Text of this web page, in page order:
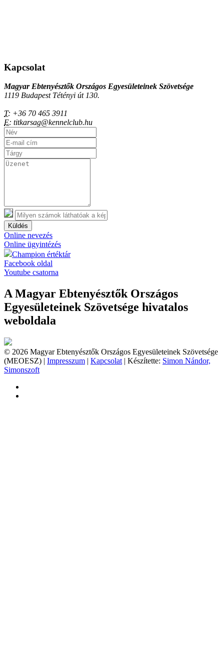
Kapcsolat
Magyar Ebtenyésztők Országos Egyesületeinek Szövetsége
1119 Budapest Tétényi út 130.
T: +36 70 465 3911
E: titkarsag@kennelclub.hu
Küldés
Online nevezés
Online ügyintézés
Champion értéktár
Facebook oldal
Youtube csatorna
A Magyar Ebtenyésztők Országos
Egyesületeinek Szövetsége hivatalos
weboldala
© 2026 Magyar Ebtenyésztők Országos Egyesületeinek Szövetsége
(MEOESZ) | Impresszum | Kapcsolat | Készítette: Simon Nándor,
Simonszoft